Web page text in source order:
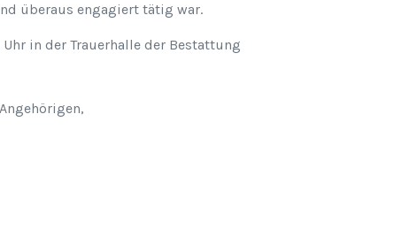
überaus engagiert tätig war.
in der Trauerhalle der Bestattung